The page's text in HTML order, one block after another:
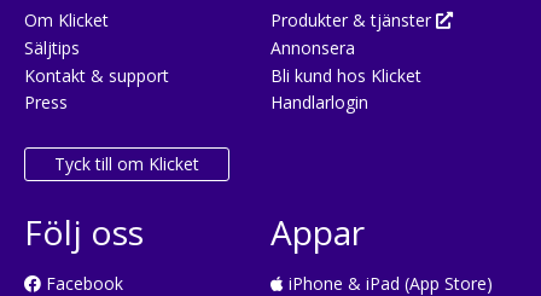
Om Klicket
Säljtips
Kontakt & support
Press
Tyck till om Klicket
Produkter & tjänster
Annonsera
Bli kund hos Klicket
Handlarlogin
Följ oss
Facebook
Appar
iPhone & iPad (App Store)